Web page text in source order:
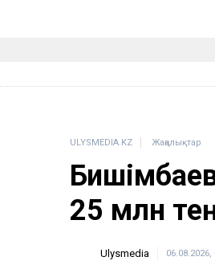
ULYSMEDIA.KZ Жаңалықтар
25 млн
Ulysmedia 06.08.2026,